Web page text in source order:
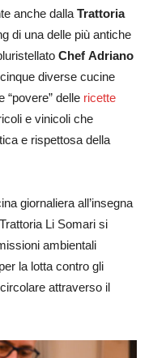
anche dalla Trattoria
di una delle più antiche
Chef Adriano
diverse cucine
“povere” delle ricette
e vinicoli che
e rispettosa della
giornaliera all’insegna
Li Somari si
ambientali
la lotta contro gli
attraverso il